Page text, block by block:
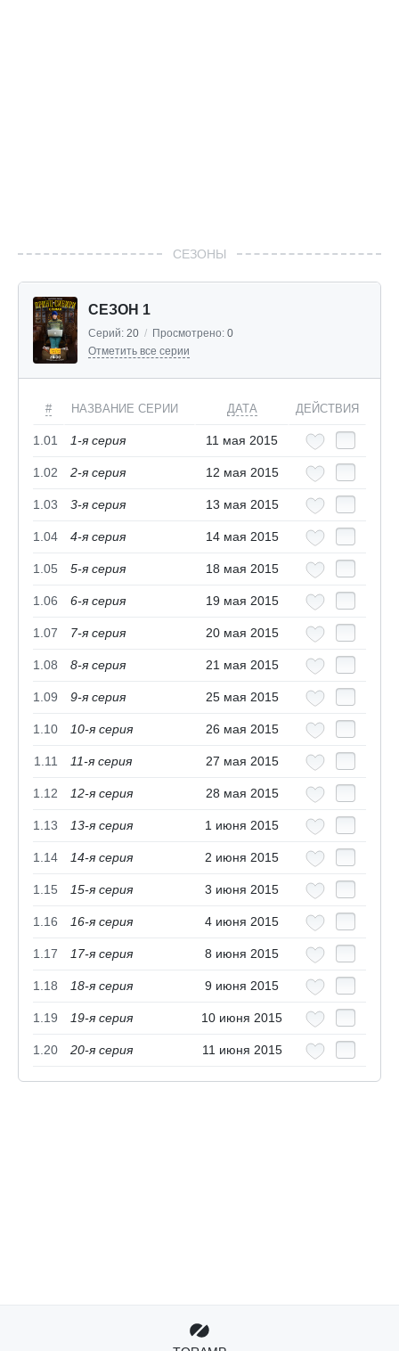
СЕЗОНЫ
СЕЗОН 1
Серий: 20 / Просмотрено: 0
Отметить все серии
# НАЗВАНИЕ СЕРИИ ДАТА ДЕЙСТВИЯ
1.01 1-я серия 11 мая 2015
1.02 2-я серия 12 мая 2015
1.03 3-я серия 13 мая 2015
1.04 4-я серия 14 мая 2015
1.05 5-я серия 18 мая 2015
1.06 6-я серия 19 мая 2015
1.07 7-я серия 20 мая 2015
1.08 8-я серия 21 мая 2015
1.09 9-я серия 25 мая 2015
1.10 10-я серия 26 мая 2015
1.11 11-я серия 27 мая 2015
1.12 12-я серия 28 мая 2015
1.13 13-я серия 1 июня 2015
1.14 14-я серия 2 июня 2015
1.15 15-я серия 3 июня 2015
1.16 16-я серия 4 июня 2015
1.17 17-я серия 8 июня 2015
1.18 18-я серия 9 июня 2015
1.19 19-я серия 10 июня 2015
1.20 20-я серия 11 июня 2015